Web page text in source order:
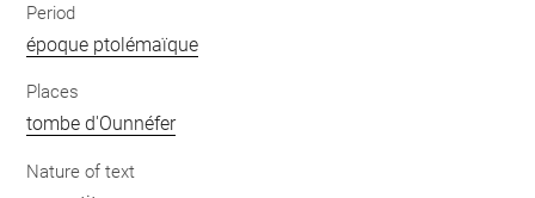
Period
époque ptolémaïque
Places
tombe d'Ounnéfer
Nature of text